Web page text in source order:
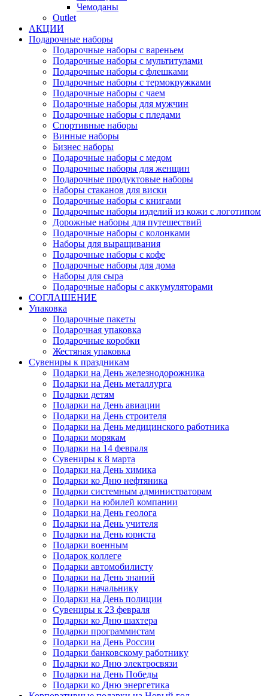
Чемоданы
Outlet
АКЦИИ
Подарочные наборы
Подарочные наборы с вареньем
Подарочные наборы с мультитулами
Подарочные наборы с флешками
Подарочные наборы с термокружками
Подарочные наборы с чаем
Подарочные наборы для мужчин
Подарочные наборы с пледами
Спортивные наборы
Винные наборы
Бизнес наборы
Подарочные наборы с медом
Подарочные наборы для женщин
Подарочные продуктовые наборы
Наборы стаканов для виски
Подарочные наборы с книгами
Подарочные наборы изделий из кожи с логотипом
Дорожные наборы для путешествий
Подарочные наборы с колонками
Наборы для выращивания
Подарочные наборы с кофе
Подарочные наборы для дома
Наборы для сыра
Подарочные наборы с аккумуляторами
СОГЛАШЕНИЕ
Упаковка
Подарочные пакеты
Подарочная упаковка
Подарочные коробки
Жестяная упаковка
Сувениры к праздникам
Подарки на День железнодорожника
Подарки на День металлурга
Подарки детям
Подарки на День авиации
Подарки на День строителя
Подарки на День медицинского работника
Подарки морякам
Подарки на 14 февраля
Сувениры к 8 марта
Подарки на День химика
Подарки ко Дню нефтяника
Подарки системным администраторам
Подарки на юбилей компании
Подарки на День геолога
Подарки на День учителя
Подарки на День юриста
Подарки военным
Подарок коллеге
Подарки автомобилисту
Подарки на День знаний
Подарки начальнику
Подарки на День полиции
Сувениры к 23 февраля
Подарки ко Дню шахтера
Подарки программистам
Подарки на День России
Подарки банковскому работнику
Подарки ко Дню электросвязи
Подарки на День Победы
Подарки ко Дню энергетика